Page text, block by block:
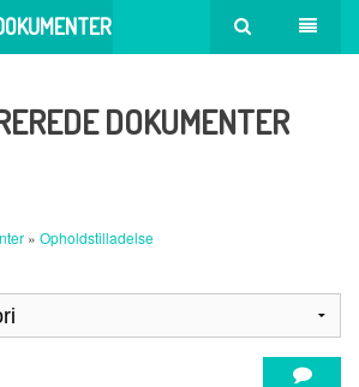
DOKUMENTER
» Opholdstilladelse